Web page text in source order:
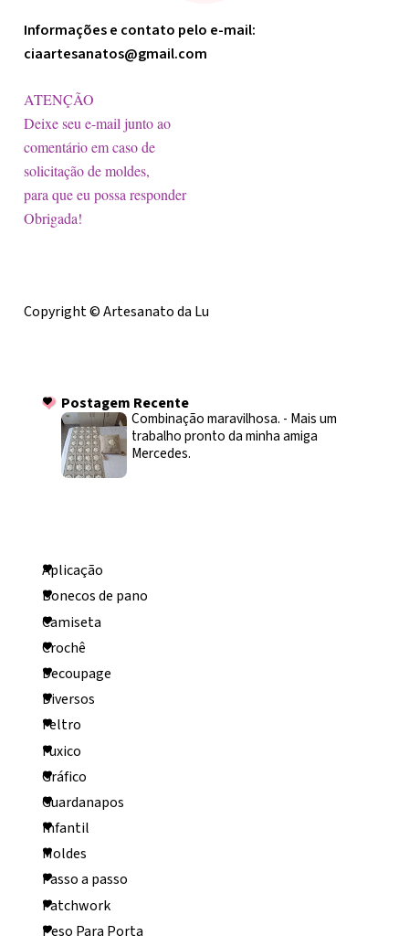
Informações e contato pelo e-mail:
ciaartesanatos@gmail.com
ATENÇÃO
Deixe seu e-mail junto ao
comentário em caso de
solicitação de moldes,
para que eu possa responder
Obrigada!
Copyright © Artesanato da Lu
Postagem Recente
Combinação maravilhosa. - Mais um
trabalho pronto da minha amiga
Mercedes.
Aplicação
Bonecos de pano
Camiseta
Crochê
Decoupage
Diversos
Feltro
Fuxico
Gráfico
Guardanapos
Infantil
Moldes
Passo a passo
Patchwork
Peso Para Porta